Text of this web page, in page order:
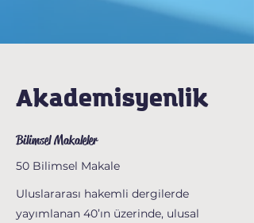
Akademisyenlik
Bilimsel Makaleler
50 Bilimsel Makale
Uluslararası hakemli dergilerde
yayımlanan 40’ın üzerinde, ulusal